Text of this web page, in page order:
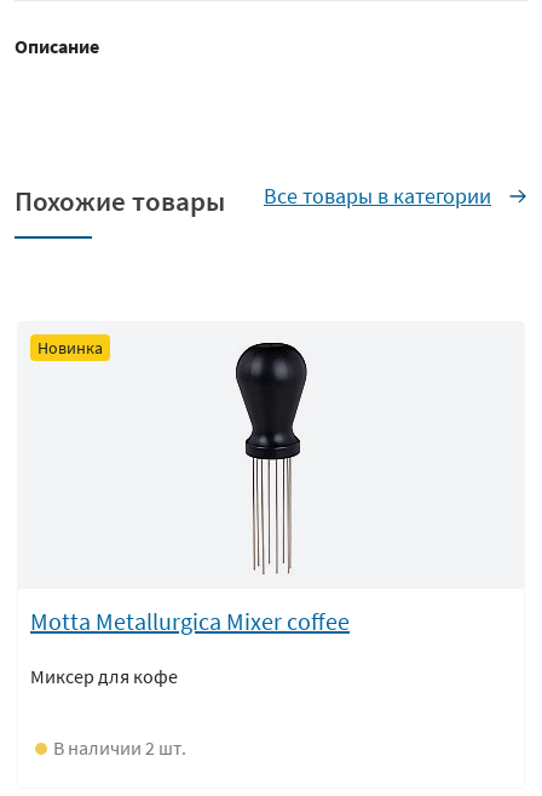
Описание
Похожие товары Все товары в категории
Новинка
Motta Metallurgica Mixer coffee
Миксер для кофе
В наличии 2 шт.